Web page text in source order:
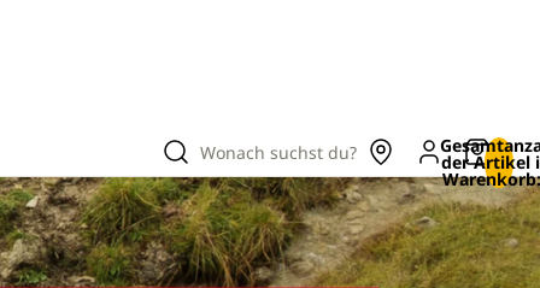
Wonach suchst du? der Artikel